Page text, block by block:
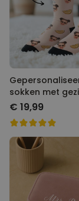
sokken met
€ 19,99